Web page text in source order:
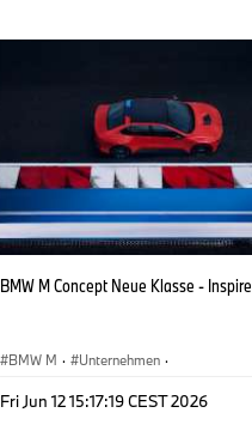
BMW M Concept Neue Klasse - Inspire
BMW M · Unternehmen ·
Fri Jun 12 15:17:19 CEST 2026